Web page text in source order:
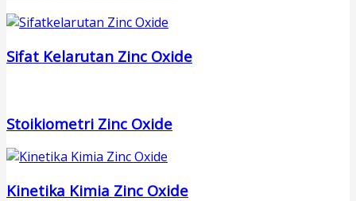
Sifat Kelarutan Zinc Oxide
Stoikiometri Zinc Oxide
Kinetika Kimia Zinc Oxide